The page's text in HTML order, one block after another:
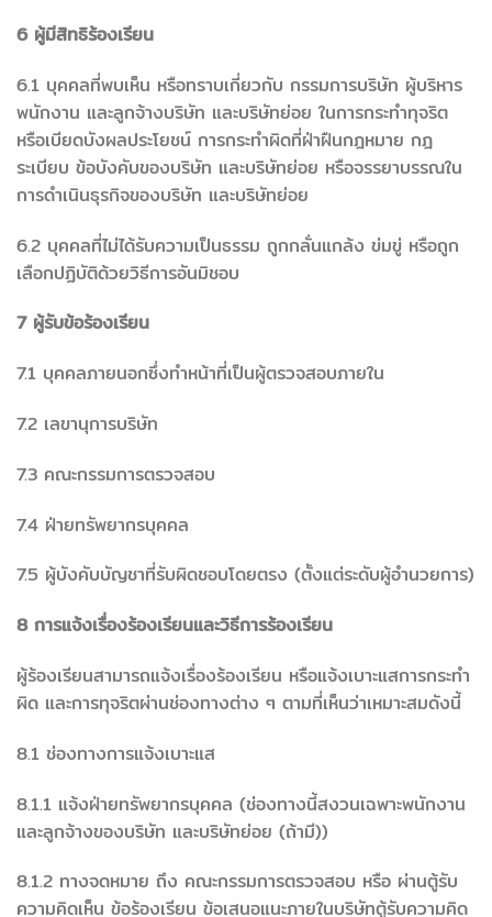
6 ผู้มีสิทธิร้องเรียน
6.1 บุคคลที่พบเห็น หรือทราบเกี่ยวกับ กรรมการบริษัท ผู้บริหาร
พนักงาน และลูกจ้างบริษัท และบริษัทย่อย ในการกระทำทุจริต
หรือเบียดบังผลประโยชน์ การกระทำผิดที่ฝ่าฝืนกฎหมาย กฎ
ระเบียบ ข้อบังคับของบริษัท และบริษัทย่อย หรือจรรยาบรรณใน
การดำเนินธุรกิจของบริษัท และบริษัทย่อย
6.2 บุคคลที่ไม่ได้รับความเป็นธรรม ถูกกลั่นแกล้ง ข่มขู่ หรือถูก
เลือกปฏิบัติด้วยวิธีการอันมิชอบ
7 ผู้รับข้อร้องเรียน
7.1 บุคคลภายนอกซึ่งทำหน้าที่เป็นผู้ตรวจสอบภายใน
7.2 เลขานุการบริษัท
7.3 คณะกรรมการตรวจสอบ
7.4 ฝ่ายทรัพยากรบุคคล
7.5 ผู้บังคับบัญชาที่รับผิดชอบโดยตรง (ตั้งแต่ระดับผู้อำนวยการ)
8 การแจ้งเรื่องร้องเรียนและวิธีการร้องเรียน
ผู้ร้องเรียนสามารถแจ้งเรื่องร้องเรียน หรือแจ้งเบาะแสการกระทำ
ผิด และการทุจริตผ่านช่องทางต่าง ๆ ตามที่เห็นว่าเหมาะสมดังนี้
8.1 ช่องทางการแจ้งเบาะแส
8.1.1 แจ้งฝ่ายทรัพยากรบุคคล (ช่องทางนี้สงวนเฉพาะพนักงาน
และลูกจ้างของบริษัท และบริษัทย่อย (ถ้ามี))
8.1.2 ทางจดหมาย ถึง คณะกรรมการตรวจสอบ หรือ ผ่านตู้รับ
ความคิดเห็น ข้อร้องเรียน ข้อเสนอแนะภายในบริษัทตู้รับความคิด